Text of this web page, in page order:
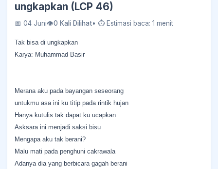
ungkapkan (LCP 46)
📅 04 Juni👁0 Kali Dilihat• ⏱ Estimasi baca: 1 menit
Tak bisa di ungkapkan
Karya: Muhammad Basir
Merana aku pada bayangan seseorang
untukmu asa ini ku titip pada rintik hujan
Hanya kutulis tak dapat ku ucapkan
Asksara ini menjadi saksi bisu
Mengapa aku tak berani?
Malu mati pada penghuni cakrawala
Adanya dia yang berbicara gagah berani